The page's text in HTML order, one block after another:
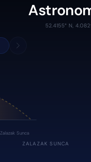
52.4155° N,
Zalazak Sunca
ZALAZAK SUNCA